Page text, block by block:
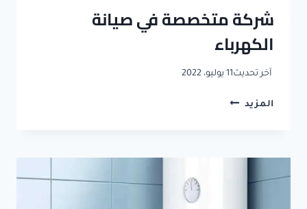
شركة متخصصة في صيانة
الكهرباء
آخر تحديث11 يوليو، 2022
المزيد شركة